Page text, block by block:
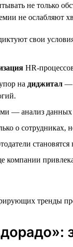
не только
не ослабляют
свои
HR-
на диджитал —
— анализ
о
компании
тренды